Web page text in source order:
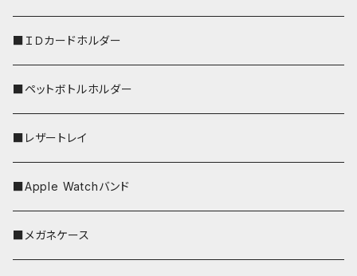
ストラップ付
■ＩＤカードホルダー
■ペットボトルホルダー
■レザートレイ
■Apple Watchバンド
■メガネケース